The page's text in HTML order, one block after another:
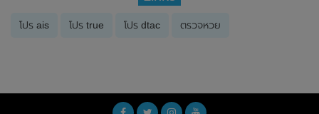
โปร ais โปร true โปร dtac ตรวจหวย